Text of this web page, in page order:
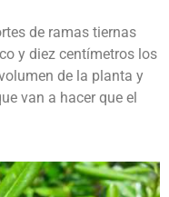
de ramas tiernas
y diez centímetros los
de la planta y
van a hacer que el